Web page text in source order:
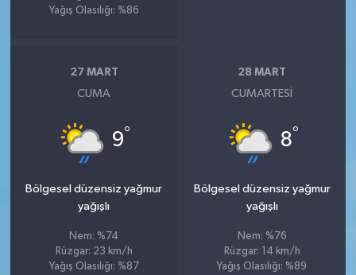
Yağış Olasılığı: %86
27 MART
CUMA
9°
Bölgesel düzensiz yağmur
yağışlı
Nem: %74
Rüzgar: 23 km/h
Yağış Olasılığı: %87
28 MART
CUMARTESI
8°
Bölgesel düzensiz yağmur
yağışlı
Nem: %76
Rüzgar: 14 km/h
Yağış Olasılığı: %89